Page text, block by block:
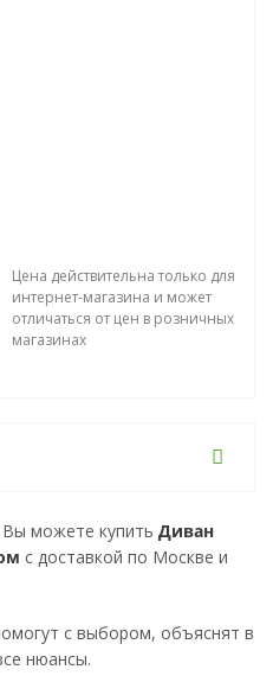
Цена действительна только для
интернет-магазина и может
отличаться от цен в розничных
магазинах
можете купить Диван
с доставкой по Москве и
с выбором, объяснят в
нюансы.